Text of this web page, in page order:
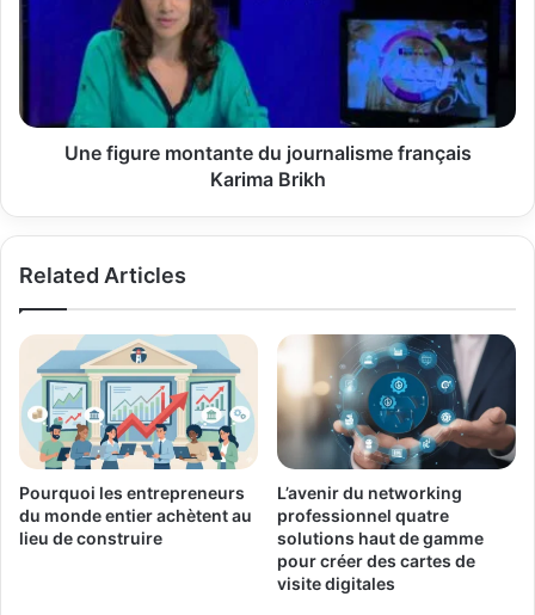
journalisme
Une figure montante du journalisme français
Karima Brikh
Related Articles
Pourquoi les entrepreneurs
du monde entier achètent au
lieu de construire
L’avenir du networking
professionnel quatre
solutions haut de gamme
pour créer des cartes de
visite digitales